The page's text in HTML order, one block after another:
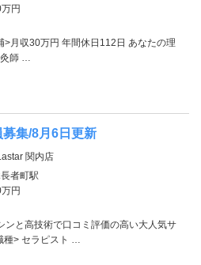
円
>月収30万円 年間休日112日 あなたの理
師 …
集/8月6日更新
関内店
者町駅
円
ンと高技術で口コミ評価の高い大人気サ
種> セラピスト …